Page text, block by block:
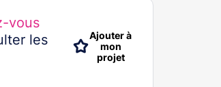
vous
les
Ajouter à
mon
projet